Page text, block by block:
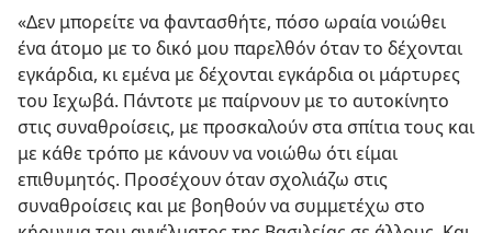
«Δεν μπορείτε να φαντασθήτε, πόσο ωραία νοιώθει
ένα άτομο με το δικό μου παρελθόν όταν το δέχονται
εγκάρδια, κι εμένα με δέχονται εγκάρδια οι μάρτυρες
του Ιεχωβά. Πάντοτε με παίρνουν με το αυτοκίνητο
στις συναθροίσεις, με προσκαλούν στα σπίτια τους και
με κάθε τρόπο με κάνουν να νοιώθω ότι είμαι
επιθυμητός. Προσέχουν όταν σχολιάζω στις
συναθροίσεις και με βοηθούν να συμμετέχω στο